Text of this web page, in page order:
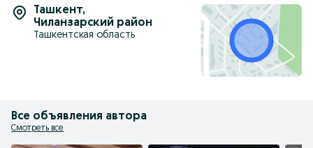
Ташкент,
Чиланзарский район
Ташкентская область
Все объявления автора
Смотреть все